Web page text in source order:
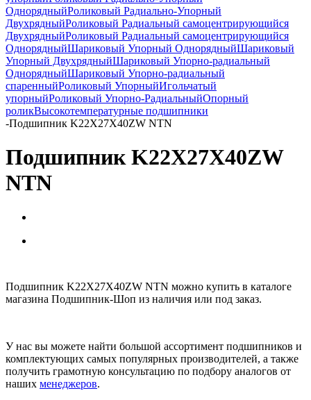
ОднорядныйРоликовый Радиально-Упорный
ДвухрядныйРоликовый Радиальный самоцентрирующийся
ДвухрядныйРоликовый Радиальный самоцентрирующийся
ОднорядныйШариковый Упорный ОднорядныйШариковый
Упорный ДвухрядныйШариковый Упорно-радиальный
ОднорядныйШариковый Упорно-радиальный
спаренныйРоликовый УпорныйИгольчатый
упорныйРоликовый Упорно-РадиальныйОпорный
роликВысокотемпературные подшипники
-Подшипник K22X27X40ZW NTN
Подшипник K22X27X40ZW
NTN
Подшипник K22X27X40ZW NTN можно купить в каталоге
магазина Подшипник-Шоп из наличия или под заказ.
У нас вы можете найти большой ассортимент подшипников и
комплектующих самых популярных производителей, а также
получить грамотную консультацию по подбору аналогов от
наших менеджеров.